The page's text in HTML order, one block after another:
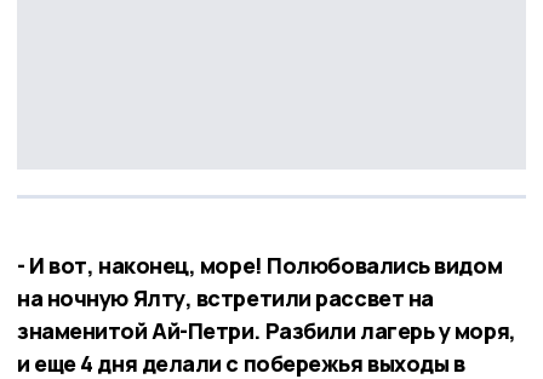
- И вот, наконец, море! Полюбовались видом
на ночную Ялту, встретили рассвет на
знаменитой Ай-Петри. Разбили лагерь у моря,
и еще 4 дня делали с побережья выходы в